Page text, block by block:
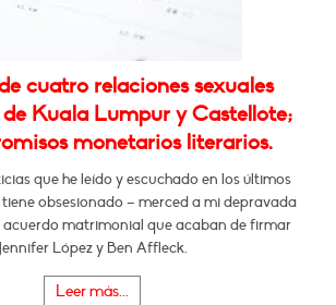
cuatro relaciones sexuales
Kuala Lumpur y Castellote;
monetarios literarios.
que he leído y escuchado en los últimos
tiene obsesionado – merced a mi depravada
acuerdo matrimonial que acaban de firmar
López y Ben Affleck.
Leer más...